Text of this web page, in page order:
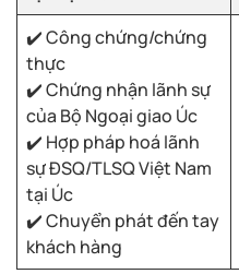
✔️ Công chứng/chứng
thực
✔️ Chứng nhận lãnh sự
của Bộ Ngoại giao Úc
✔️ Hợp pháp hoá lãnh
sự ĐSQ/TLSQ Việt Nam
tại Úc
✔️ Chuyển phát đến tay
khách hàng